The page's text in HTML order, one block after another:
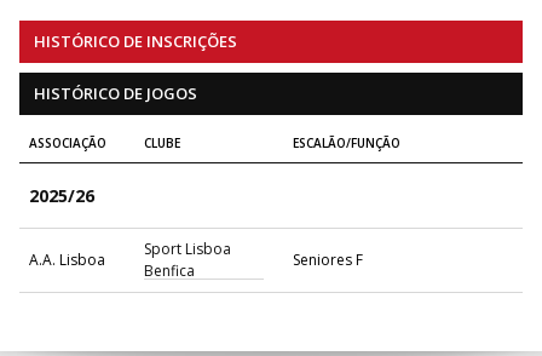
HISTÓRICO DE INSCRIÇÕES
HISTÓRICO DE JOGOS
ASSOCIAÇÃO CLUBE ESCALÃO/FUNÇÃO
2025/26
A.A. Lisboa
Sport Lisboa
Benfica
Seniores F